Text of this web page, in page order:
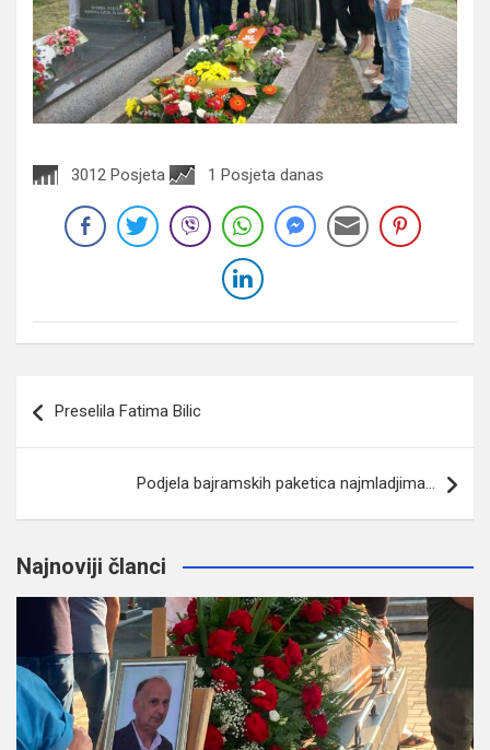
3012 Posjeta 1 Posjeta danas
članaka
Preselila Fatima Bilic
Podjela bajramskih paketica najmladjima…
Najnoviji članci